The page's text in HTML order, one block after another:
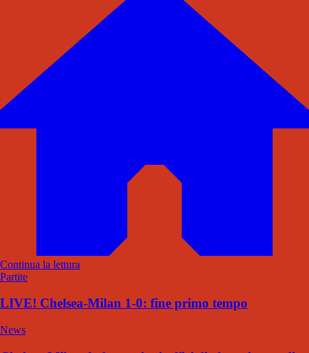
Continua la lettura
Partite
LIVE! Chelsea-Milan 1-0: fine primo tempo
News